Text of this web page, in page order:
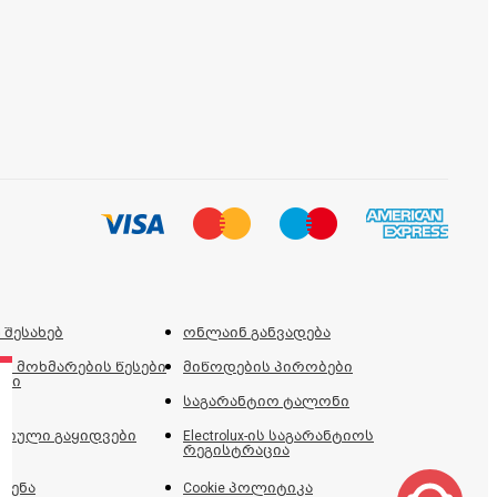
ონლაინ განვადება
მოხმარების წესები მიწოდების პირობები
საგარანტიო ტალონი
გაყიდვები Electrolux-ის საგარანტიოს
რეგისტრაცია
Cookie პოლიტიკა